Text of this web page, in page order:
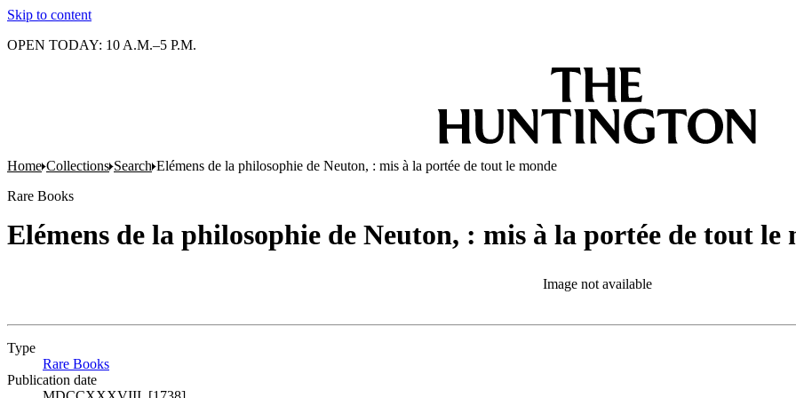
Skip to content
OPEN TODAY: 10 A.M.–5 P.M.
Home Collections Search Elémens de la philosophie de Neuton, : mis à la portée de tout le monde
Rare Books
Elémens de la philosophie de Neuton, : mis à la portée de tout le
Image not available
Type
Rare Books
Publication date